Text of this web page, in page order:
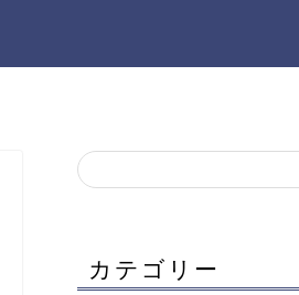
カテゴリー